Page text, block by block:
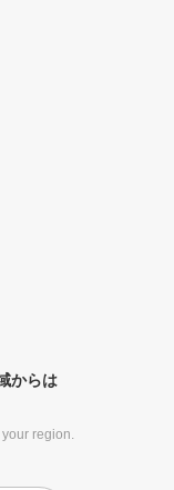
からは
region.